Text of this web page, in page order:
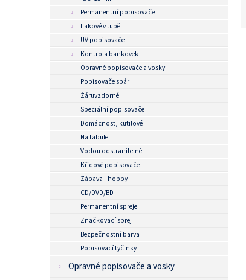
Permanentní popisovače
Lakové v tubě
UV popisovače
Kontrola bankovek
Opravné popisovače a vosky
Popisovače spár
Žáruvzdorné
Speciální popisovače
Domácnost, kutilové
Na tabule
Vodou odstranitelné
Křídové popisovače
Zábava - hobby
CD/DVD/BD
Permanentní spreje
Značkovací sprej
Bezpečnostní barva
Popisovací tyčinky
Opravné popisovače a vosky